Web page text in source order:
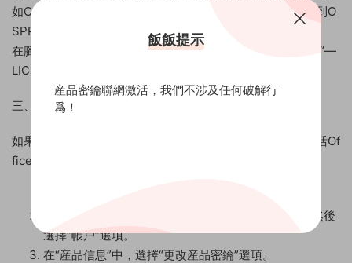
如C:\Program Files\Microsoft Office\Office16。然後，找到O
SPP.VBS雙擊“OSPP.VBS”文件，打開它所包含的腳本文件。
在腳本文件中，查找“LICENSE STATUS”行。如果該行顯示“—
LICENSED—”，則您的Office套件是永久激活的。
三、如何激活Office套件？
如果您的Office套件尚未激活，則需要進行激活。以下是激活Of
fice套件的步驟：
在應用程序界面上方的菜單欄中，選擇“文件”選項，然後
選擇“帳戶”選項。
在“産品信息”中，選擇“更改産品密鑰”選項。
飯飯提示
産品密鑰聯網激活，我們不涉及任何破解行
爲！